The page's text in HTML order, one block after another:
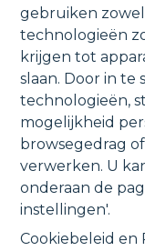
gebruiken
technologieën
krijgen tot
slaan. Door in te
technologieën,
mogelijkheid
browsegedrag
verwerken. U
onderaan de
instellingen'.
Cookiebeleid en
VERKOCHT